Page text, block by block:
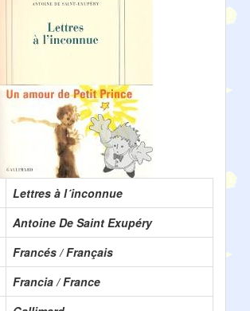
Lettres à l´inconnue
Antoine De Saint Exupéry
Francés / Français
Francia / France